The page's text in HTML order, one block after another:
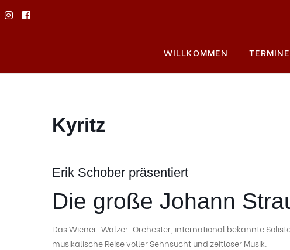
WILLKOMMEN TERMINE
Kyritz
Erik Schober präsentiert
Die große Johann
Das Wiener-Walzer-Orchester, international bekannte
musikalische Reise voller Sehnsucht und zeitloser Musik.